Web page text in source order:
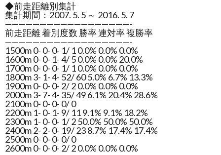
◆前走距離別集計
集計期間：2007. 5. 5 ～ 2016. 5. 7
——————————————————-
前走距離 着別度数 勝率 連対率 複勝率
——————————————————-
1500m 0- 0- 0- 1/ 1 0.0% 0.0% 0.0%
1600m 0- 0- 1- 4/ 5 0.0% 0.0% 20.0%
1700m 0- 0- 0- 1/ 1 0.0% 0.0% 0.0%
1800m 3- 1- 4- 52/ 60 5.0% 6.7% 13.3%
1900m 0- 0- 0- 2/ 2 0.0% 0.0% 0.0%
2000m 3- 7- 4- 35/ 49 6.1% 20.4% 28.6%
2100m 0- 0- 0- 0/ 0
2200m 1- 0- 1- 9/ 11 9.1% 9.1% 18.2%
2300m 1- 0- 0- 1/ 2 50.0% 50.0% 50.0%
2400m 2- 2- 0- 19/ 23 8.7% 17.4% 17.4%
2500m 0- 0- 0- 0/ 0
2600m 0- 0- 0- 2/ 2 0.0% 0.0% 0.0%